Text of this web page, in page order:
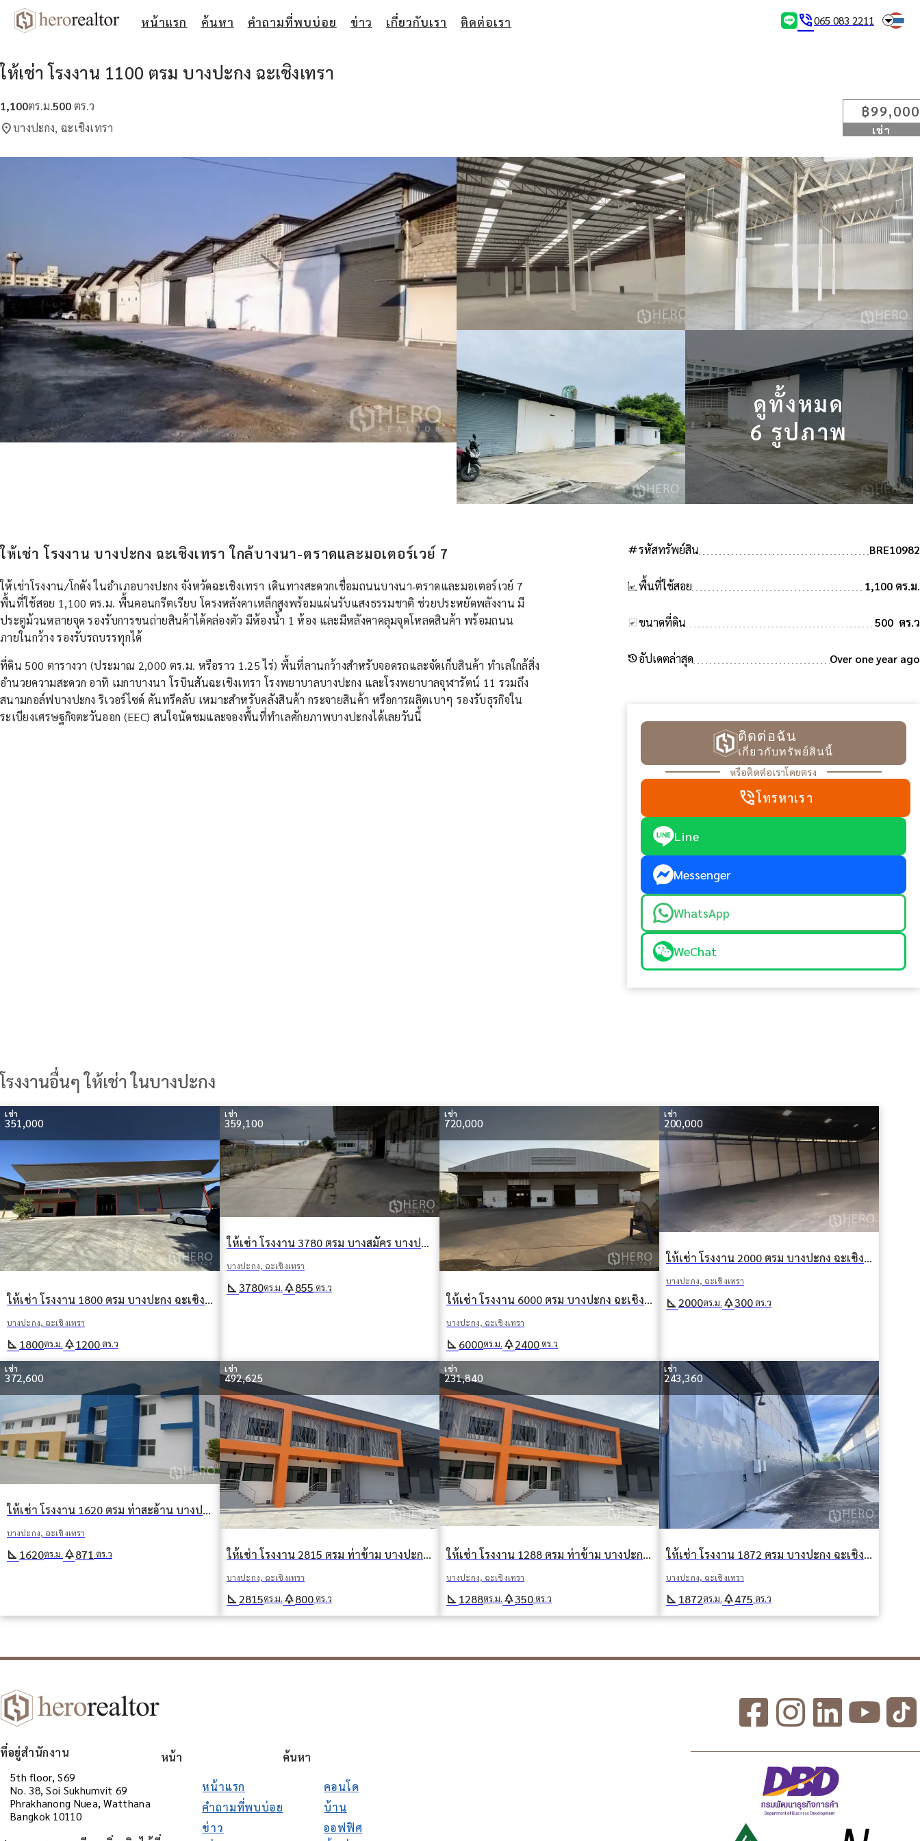
หน้าแรก ค้นหา คำถามที่พบบ่อย ข่าว เกี่ยวกับเรา ติดต่อเรา phone_in_talk065 083 2211 arrow_drop_down
ให้เช่า โรงงาน 1100 ตรม บางปะกง ฉะเชิงเทรา
1,100ตร.ม.500ตร.ว
location_onบางปะกง, ฉะเชิงเทรา
฿99,000
เช่า
ดูทั้งหมด
6 รูปภาพ
ให้เช่า โรงงาน บางปะกง ฉะเชิงเทรา ใกล้บางนา-ตราดและมอเตอร์เวย์ 7
ให้เช่าโรงงาน/โกดัง ในอำเภอบางปะกง จังหวัดฉะเชิงเทรา เดินทางสะดวกเชื่อมถนนบางนา‑ตราดและมอเตอร์เวย์ 7
พื้นที่ใช้สอย 1,100 ตร.ม. พื้นคอนกรีตเรียบ โครงหลังคาเหล็กสูงพร้อมแผ่นรับแสงธรรมชาติ ช่วยประหยัดพลังงาน มี
ประตูม้วนหลายจุด รองรับการขนถ่ายสินค้าได้คล่องตัว มีห้องน้ำ 1 ห้อง และมีหลังคาคลุมจุดโหลดสินค้า พร้อมถนน
ภายในกว้าง รองรับรถบรรทุกได้
ที่ดิน 500 ตารางวา (ประมาณ 2,000 ตร.ม. หรือราว 1.25 ไร่) พื้นที่ลานกว้างสำหรับจอดรถและจัดเก็บสินค้า ทำเลใกล้สิ่ง
อำนวยความสะดวก อาทิ เมกาบางนา โรบินสันฉะเชิงเทรา โรงพยาบาลบางปะกง และโรงพยาบาลจุฬารัตน์ 11 รวมถึง
สนามกอล์ฟบางปะกง ริเวอร์ไซด์ คันทรีคลับ เหมาะสำหรับคลังสินค้า กระจายสินค้า หรือการผลิตเบาๆ รองรับธุรกิจใน
ระเบียงเศรษฐกิจตะวันออก (EEC) สนใจนัดชมและจองพื้นที่ทำเลศักยภาพบางปะกงได้เลยวันนี้
tagรหัสทรัพย์สิน BRE10982
พื้นที่ใช้สอย 1,100 ตร.ม.
ขนาดที่ดิน 500 ตร.ว
historyอัปเดตล่าสุด Over one year ago
ติดต่อฉัน
เกี่ยวกับทรัพย์สินนี้
หรือติดต่อเราโดยตรง
phone_in_talkโทรหาเรา
Line
Messenger
WhatsApp
WeChat
โรงงานอื่นๆ ให้เช่า ในบางปะกง
เช่า
351,000
ให้เช่า โรงงาน 1800 ตรม บางปะกง ฉะเชิงเทรา
บางปะกง, ฉะเชิงเทรา
square_foot 1800ตร.ม. park1200 ตร.ว
เช่า
359,100
ให้เช่า โรงงาน 3780 ตรม บางสมัคร บางปะกง ฉะเชิงเทรา
บางปะกง, ฉะเชิงเทรา
square_foot 3780ตร.ม. park855 ตร.ว
เช่า
720,000
ให้เช่า โรงงาน 6000 ตรม บางปะกง ฉะเชิงเทรา
บางปะกง, ฉะเชิงเทรา
square_foot 6000ตร.ม. park2400 ตร.ว
เช่า
200,000
ให้เช่า โรงงาน 2000 ตรม บางปะกง ฉะเชิงเทรา
บางปะกง, ฉะเชิงเทรา
square_foot 2000ตร.ม. park300 ตร.ว
เช่า
372,600
ให้เช่า โรงงาน 1620 ตรม ท่าสะอ้าน บางปะกง ฉะเชิงเทรา
บางปะกง, ฉะเชิงเทรา
square_foot 1620ตร.ม. park871 ตร.ว
เช่า
492,625
ให้เช่า โรงงาน 2815 ตรม ท่าข้าม บางปะกง ฉะเชิงเทรา
บางปะกง, ฉะเชิงเทรา
square_foot 2815ตร.ม. park800 ตร.ว
เช่า
231,840
ให้เช่า โรงงาน 1288 ตรม ท่าข้าม บางปะกง ฉะเชิงเทรา
บางปะกง, ฉะเชิงเทรา
square_foot 1288ตร.ม. park350 ตร.ว
เช่า
243,360
ให้เช่า โรงงาน 1872 ตรม บางปะกง ฉะเชิงเทรา
บางปะกง, ฉะเชิงเทรา
square_foot 1872ตร.ม. park475 ตร.ว
ที่อยู่สำนักงาน
5th floor, S69
No. 38, Soi Sukhumvit 69
Phrakhanong Nuea, Watthana
Bangkok 10110
หน้า
หน้าแรก
คำถามที่พบบ่อย
ข่าว
ค้นหา
คอนโด
บ้าน
ออฟฟิศ